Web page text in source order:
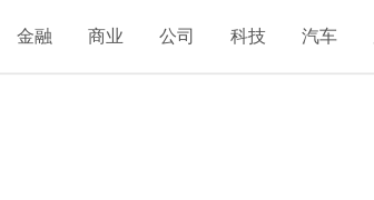
金融 商业 公司 科技 汽车